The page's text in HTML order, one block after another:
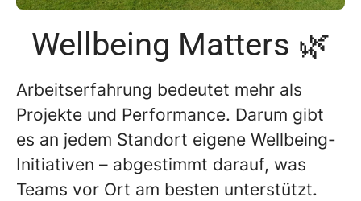
Wellbeing Matters 🌿
Arbeitserfahrung bedeutet mehr als
Projekte und Performance. Darum gibt
es an jedem Standort eigene Wellbeing-
Initiativen – abgestimmt darauf, was
Teams vor Ort am besten unterstützt.